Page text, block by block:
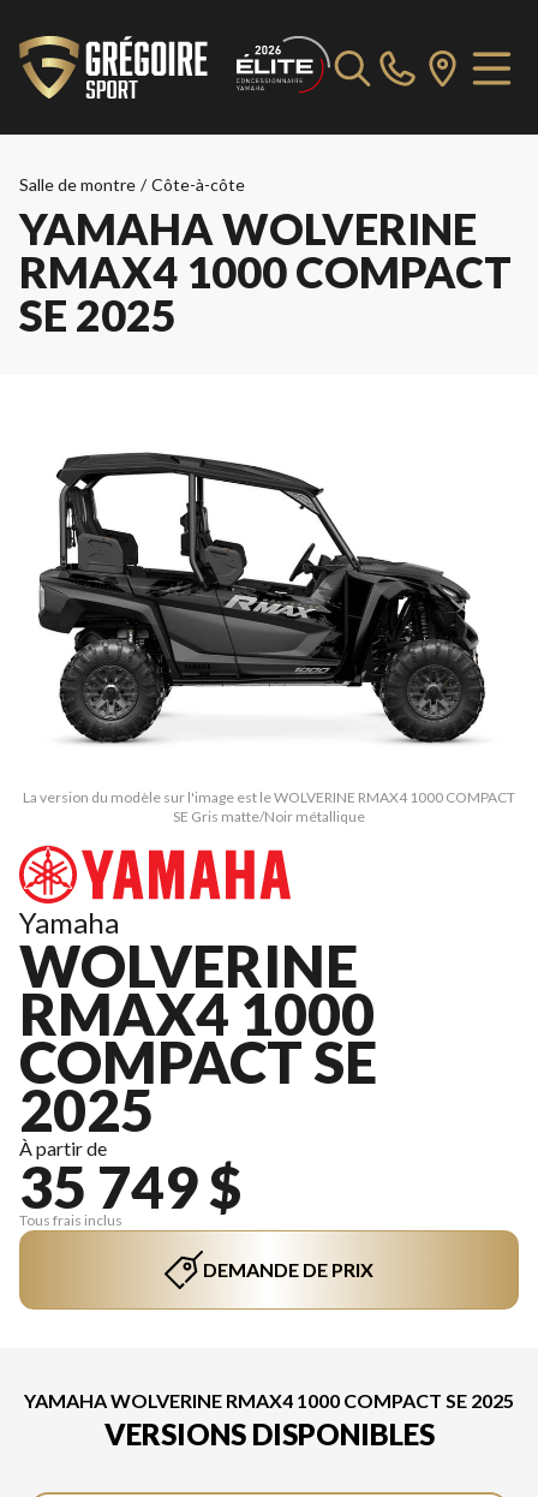
Salle de montre / Côte-à-côte
YAMAHA WOLVERINE
RMAX4 1000 COMPACT
SE 2025
La version du modèle sur l'image est le WOLVERINE RMAX4 1000 COMPACT
SE Gris matte/Noir métallique
Yamaha
WOLVERINE
RMAX4 1000
COMPACT SE
2025
À partir de
35 749 $
Tous frais inclus
DEMANDE DE PRIX
YAMAHA WOLVERINE RMAX4 1000 COMPACT SE 2025
VERSIONS DISPONIBLES